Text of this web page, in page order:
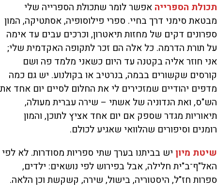
תכולת הספרייה אפשר לומר שתכולת הספרייה שלי
מבטאת סימני דרך בחיי. ספרי פילוסופיה, אסתטיקה, המון
ספרונים דקים של מחזות תיאטרון, וכרכים עבים עד אימה
על תורת הדרמה. כל אלה הם זכר לתקופה האקדמית שלי;
אני חוזר אליה בקטנה עד היום כשאני מלמד פה ושם
קורסים שקשורים בבמה, בנרטיב או בקולנוע. יש גם כמה
מדפים יהודיים שמזכירים לי את החלום לסיים יום אחד את
הש"ס, ואת הנדוניה של אשתי – שירה עברית מעולה,
תיאוריות מגדר שספק אם יום אחד אציץ לתוכן, והמון
רומנים וסיפורים שהלוואי שאגיע לכולם.
שיטת מיון יש בביתנו בערך שתי ספריות מסודרות. לא לפי
האל"ף־ב"ית חלילה, אבל בפירוש לפי נושאים: ילדים,
ספרות חז"ל, היסטוריה, בישול, שירה, קשקשת וכן הלאה.